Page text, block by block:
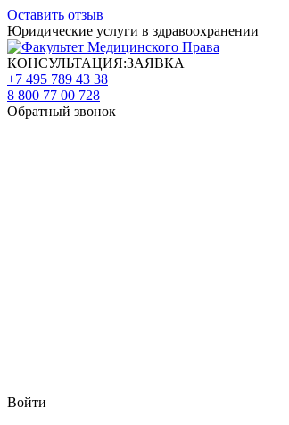
Оставить отзыв
Юридические услуги в здравоохранении
КОНСУЛЬТАЦИЯ:ЗАЯВКА
+7 495 789 43 38
8 800 77 00 728
Обратный звонок
Войти